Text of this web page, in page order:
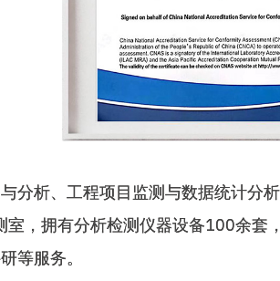
分析、工程项目监测与数据统计分
，拥有分析检测仪器设备100余套
等服务。